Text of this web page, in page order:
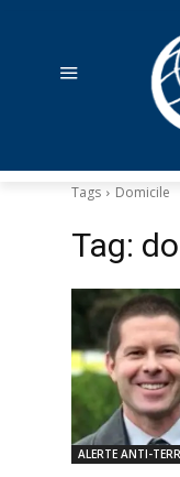
Tags Domicile
Tag:
ALERTE ANTI-